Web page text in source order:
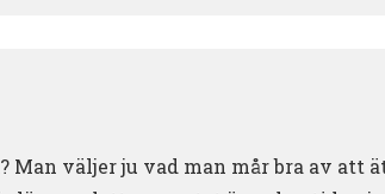
Man väljer ju vad man mår bra av att